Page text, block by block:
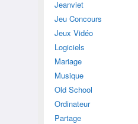
Jeanviet
Jeu Concours
Jeux Vidéo
Logiciels
Mariage
Musique
Old School
Ordinateur
Partage